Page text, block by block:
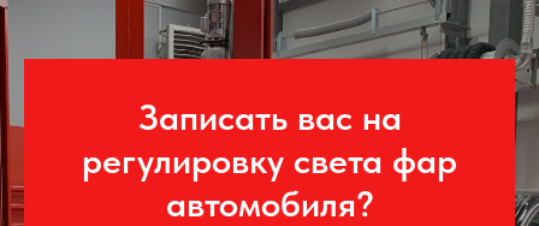
Записать вас на
регулировку света фар
автомобиля?